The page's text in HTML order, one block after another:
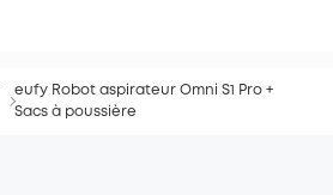
eufy Robot aspirateur Omni S1 Pro +
Sacs à poussière